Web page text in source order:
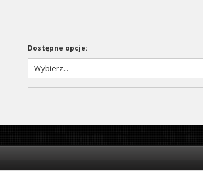
Dostępne opcje: